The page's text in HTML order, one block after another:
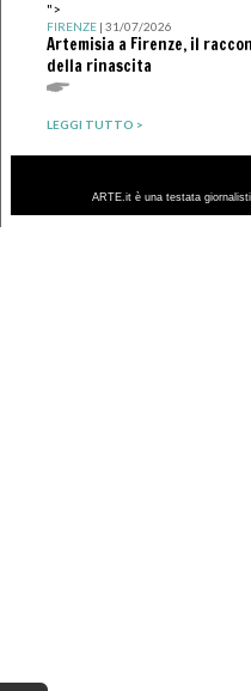
">
FIRENZE| 31/07/2026
Artemisia a Firenze, il
della rinascita
LEGGI TUTTO >
ARTE.it è una testata